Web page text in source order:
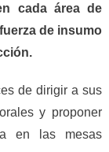
cada área de
de insumo
de dirigir a sus
y proponer
en las mesas